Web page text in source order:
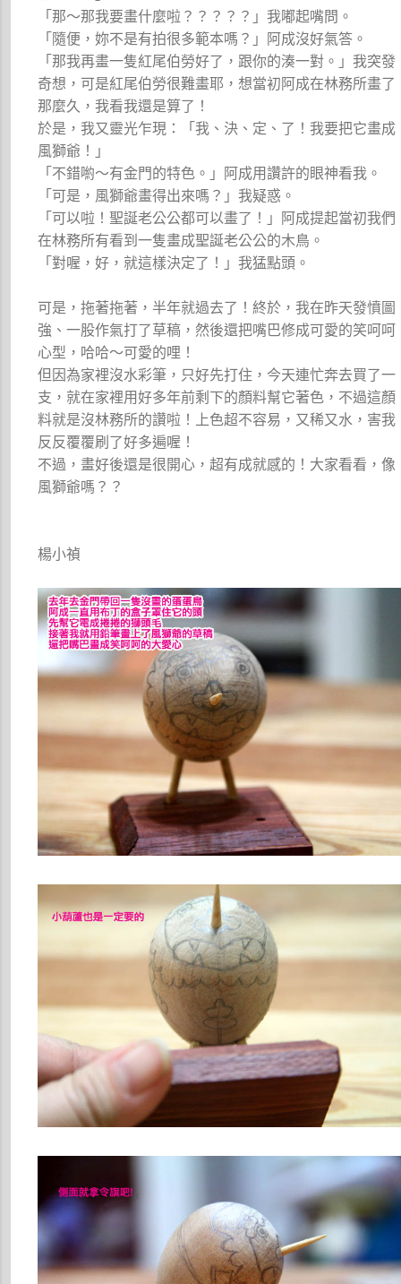
「那～那我要畫什麼啦？？？？？」我嘟起嘴問。
「隨便，妳不是有拍很多範本嗎？」阿成沒好氣答。
「那我再畫一隻紅尾伯勞好了，跟你的湊一對。」我突發
奇想，可是紅尾伯勞很難畫耶，想當初阿成在林務所畫了
那麼久，我看我還是算了！
於是，我又靈光乍現：「我、決、定、了！我要把它畫成
風獅爺！」
「不錯喲～有金門的特色。」阿成用讚許的眼神看我。
「可是，風獅爺畫得出來嗎？」我疑惑。
「可以啦！聖誕老公公都可以畫了！」阿成提起當初我們
在林務所有看到一隻畫成聖誕老公公的木鳥。
「對喔，好，就這樣決定了！」我猛點頭。
可是，拖著拖著，半年就過去了！終於，我在昨天發憤圖
強、一股作氣打了草稿，然後還把嘴巴修成可愛的笑呵呵
心型，哈哈～可愛的哩！
但因為家裡沒水彩筆，只好先打住，今天連忙奔去買了一
支，就在家裡用好多年前剩下的顏料幫它著色，不過這顏
料就是沒林務所的讚啦！上色超不容易，又稀又水，害我
反反覆覆刷了好多遍喔！
不過，畫好後還是很開心，超有成就感的！大家看看，像
風獅爺嗎？？
楊小禎